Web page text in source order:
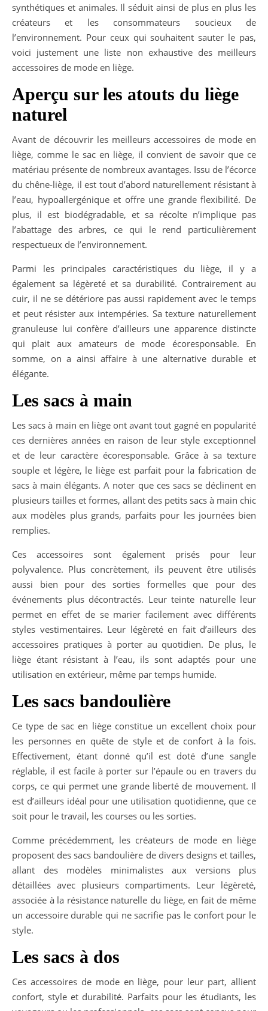
synthétiques et animales. Il séduit ainsi de plus en plus les
créateurs et les consommateurs soucieux de
l’environnement. Pour ceux qui souhaitent sauter le pas,
voici justement une liste non exhaustive des meilleurs
accessoires de mode en liège.
Aperçu sur les atouts du liège
naturel
Avant de découvrir les meilleurs accessoires de mode en
liège, comme le sac en liège, il convient de savoir que ce
matériau présente de nombreux avantages. Issu de l’écorce
du chêne-liège, il est tout d’abord naturellement résistant à
l’eau, hypoallergénique et offre une grande flexibilité. De
plus, il est biodégradable, et sa récolte n’implique pas
l’abattage des arbres, ce qui le rend particulièrement
respectueux de l’environnement.
Parmi les principales caractéristiques du liège, il y a
également sa légèreté et sa durabilité. Contrairement au
cuir, il ne se détériore pas aussi rapidement avec le temps
et peut résister aux intempéries. Sa texture naturellement
granuleuse lui confère d’ailleurs une apparence distincte
qui plait aux amateurs de mode écoresponsable. En
somme, on a ainsi affaire à une alternative durable et
élégante.
Les sacs à main
Les sacs à main en liège ont avant tout gagné en popularité
ces dernières années en raison de leur style exceptionnel
et de leur caractère écoresponsable. Grâce à sa texture
souple et légère, le liège est parfait pour la fabrication de
sacs à main élégants. A noter que ces sacs se déclinent en
plusieurs tailles et formes, allant des petits sacs à main chic
aux modèles plus grands, parfaits pour les journées bien
remplies.
Ces accessoires sont également prisés pour leur
polyvalence. Plus concrètement, ils peuvent être utilisés
aussi bien pour des sorties formelles que pour des
événements plus décontractés. Leur teinte naturelle leur
permet en effet de se marier facilement avec différents
styles vestimentaires. Leur légèreté en fait d’ailleurs des
accessoires pratiques à porter au quotidien. De plus, le
liège étant résistant à l’eau, ils sont adaptés pour une
utilisation en extérieur, même par temps humide.
Les sacs bandoulière
Ce type de sac en liège constitue un excellent choix pour
les personnes en quête de style et de confort à la fois.
Effectivement, étant donné qu’il est doté d’une sangle
réglable, il est facile à porter sur l’épaule ou en travers du
corps, ce qui permet une grande liberté de mouvement. Il
est d’ailleurs idéal pour une utilisation quotidienne, que ce
soit pour le travail, les courses ou les sorties.
Comme précédemment, les créateurs de mode en liège
proposent des sacs bandoulière de divers designs et tailles,
allant des modèles minimalistes aux versions plus
détaillées avec plusieurs compartiments. Leur légèreté,
associée à la résistance naturelle du liège, en fait de même
un accessoire durable qui ne sacrifie pas le confort pour le
style.
Les sacs à dos
Ces accessoires de mode en liège, pour leur part, allient
confort, style et durabilité. Parfaits pour les étudiants, les